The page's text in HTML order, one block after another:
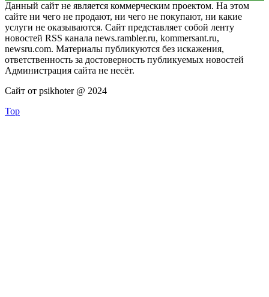
Данный сайт не является коммерческим проектом. На этом
сайте ни чего не продают, ни чего не покупают, ни какие
услуги не оказываются. Сайт представляет собой ленту
новостей RSS канала news.rambler.ru, kommersant.ru,
newsru.com. Материалы публикуются без искажения,
ответственность за достоверность публикуемых новостей
Администрация сайта не несёт.
Сайт от psikhoter @ 2024
Top